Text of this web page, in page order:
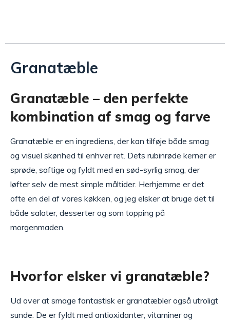
Granatæble
Granatæble – den perfekte
kombination af smag og farve
Granatæble er en ingrediens, der kan tilføje både smag
og visuel skønhed til enhver ret. Dets rubinrøde kerner er
sprøde, saftige og fyldt med en sød-syrlig smag, der
løfter selv de mest simple måltider. Herhjemme er det
ofte en del af vores køkken, og jeg elsker at bruge det til
både salater, desserter og som topping på
morgenmaden.
Hvorfor elsker vi granatæble?
Ud over at smage fantastisk er granatæbler også utroligt
sunde. De er fyldt med antioxidanter, vitaminer og